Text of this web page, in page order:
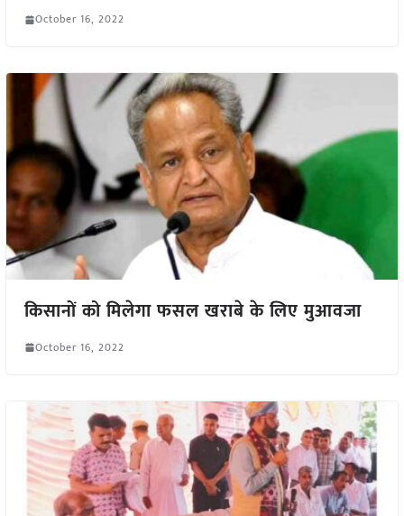
October 16, 2022
किसानों को मिलेगा फसल खराबे के लिए मुआवजा
October 16, 2022